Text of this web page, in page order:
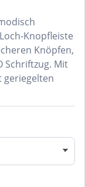
Knopfleiste
Knöpfen,
Schriftzug. Mit
geriegelten